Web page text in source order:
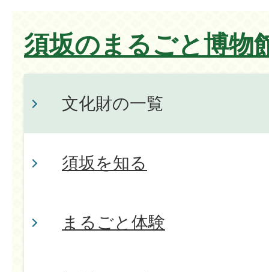
須坂のまるごと博物
文化財の一覧
須坂を知る
まるごと体験